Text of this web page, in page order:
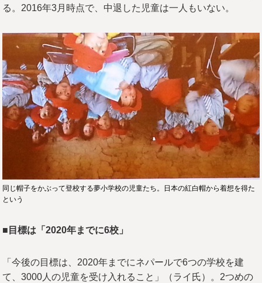
る。2016年3月時点で、中退した児童は一人もいない。
同じ帽子をかぶって登校する夢小学校の児童たち。日本の紅白帽から着想を得た
という
■目標は「2020年までに6校」
「今後の目標は、2020年までにネパールで6つの学校を建
て、3000人の児童を受け入れること」（ライ氏）。2つめの